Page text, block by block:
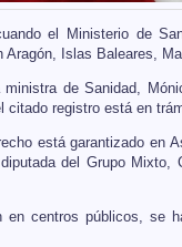
el Ministerio de
Islas Baleares,
de Sanidad,
citado registro está en
está garantizado en
del Grupo Mixto,
centros públicos, se